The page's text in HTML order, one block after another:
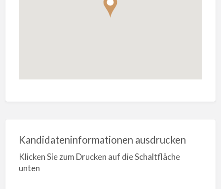
Kandidateninformationen ausdrucken
Klicken Sie zum Drucken auf die Schaltfläche
unten